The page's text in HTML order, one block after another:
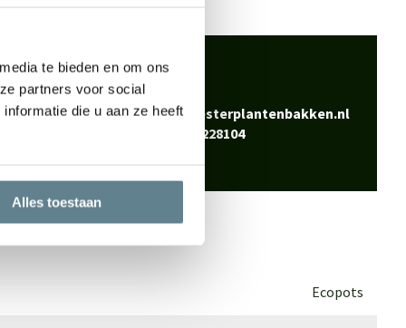
te bieden en om ons
partners voor social
die u aan ze heeft
Alles toestaan
klaar
Neem contactBel0344-228104
Mailinfo@polyesterplantenbakken.nl
0344-228104
Ecopots